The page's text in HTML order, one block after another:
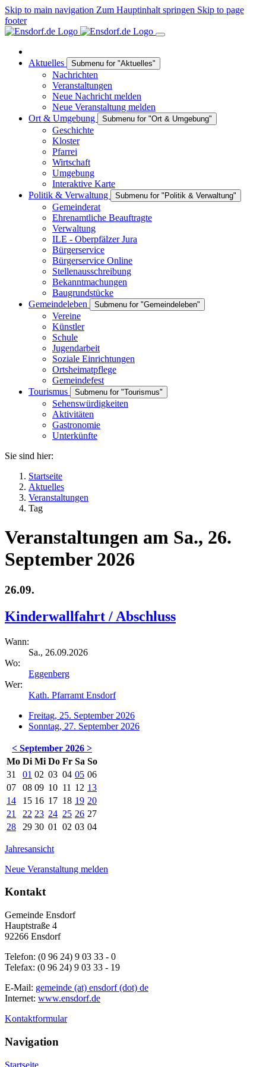
Skip to main navigation Zum Hauptinhalt springen Skip to page
footer
Aktuelles Submenu for "Aktuelles"
Nachrichten
Veranstaltungen
Neue Nachricht melden
Neue Veranstaltung melden
Ort & Umgebung
Submenu for "Ort & Umgebung"
Geschichte
Kloster
Pfarrei
Wirtschaft
Umgebung
Interaktive Karte
Politik & Verwaltung
Submenu for "Politik & Verwaltung"
Gemeinderat
Ehrenamtliche Beauftragte
Verwaltung
ILE - Oberpfälzer Jura
Bürgerservice
Bürgerservice Online
Stellenausschreibung
Bekanntmachungen
Baugrundstücke
Gemeindeleben
Submenu for "Gemeindeleben"
Vereine
Künstler
Schule
Jugendarbeit
Soziale Einrichtungen
Ortsheimatpflege
Gemeindefest
Tourismus
Submenu for "Tourismus"
Sehenswürdigkeiten
Aktivitäten
Gastronomie
Unterkünfte
Sie sind hier:
Startseite
Aktuelles
Veranstaltungen
Tag
Veranstaltungen am Sa., 26.
September 2026
26.09.
Kinderwallfahrt / Abschluss
Wann:
Sa., 26.09.2026
Wo:
Eggenberg
Wer:
Kath. Pfarramt Ensdorf
Freitag, 25. September 2026
Sonntag, 27. September 2026
< September 2026 >
Mo Di Mi Do Fr Sa So
31
01 02 03 04 05 06
07
08 09 10 11 12 13
14
15 16 17 18 19 20
21
22 23 24 25 26 27
28
29 30 01 02 03 04
Jahresansicht
Neue Veranstaltung melden
Kontakt
Gemeinde Ensdorf
Hauptstraße 4
92266 Ensdorf
Telefon: (0 96 24) 9 03 33 - 0
Telefax: (0 96 24) 9 03 33 - 19
E-Mail: gemeinde (at) ensdorf (dot) de
Internet: www.ensdorf.de
Kontaktformular
Navigation
Startseite